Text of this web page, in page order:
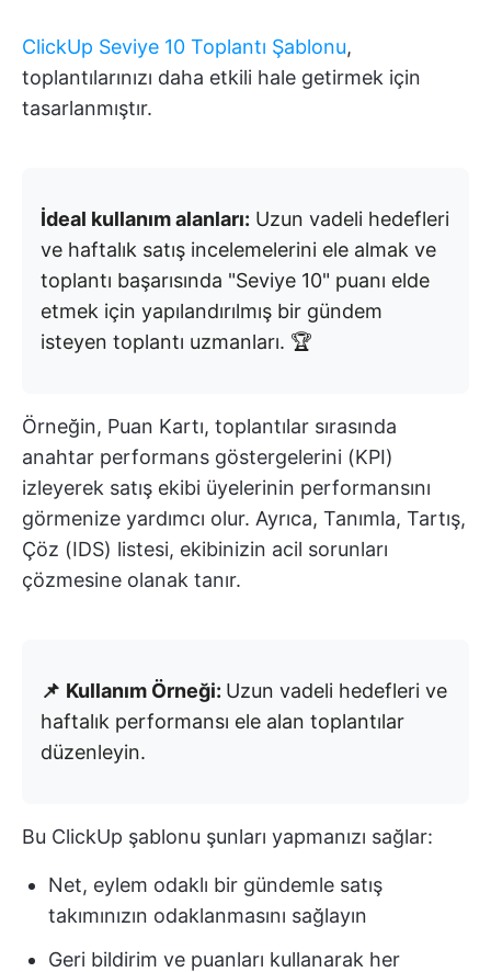
ClickUp Seviye 10 Toplantı Şablonu,
toplantılarınızı daha etkili hale getirmek için
tasarlanmıştır.
İdeal kullanım alanları: Uzun vadeli hedefleri
ve haftalık satış incelemelerini ele almak ve
toplantı başarısında "Seviye 10" puanı elde
etmek için yapılandırılmış bir gündem
isteyen toplantı uzmanları. 🏆
Örneğin, Puan Kartı, toplantılar sırasında
anahtar performans göstergelerini (KPI)
izleyerek satış ekibi üyelerinin performansını
görmenize yardımcı olur. Ayrıca, Tanımla, Tartış,
Çöz (IDS) listesi, ekibinizin acil sorunları
çözmesine olanak tanır.
📌 Kullanım Örneği: Uzun vadeli hedefleri ve
haftalık performansı ele alan toplantılar
düzenleyin.
Bu ClickUp şablonu şunları yapmanızı sağlar:
Net, eylem odaklı bir gündemle satış
takımınızın odaklanmasını sağlayın
Geri bildirim ve puanları kullanarak her